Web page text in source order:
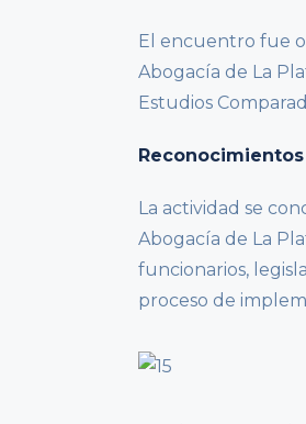
El encuentro fue
Abogacía de La
Estudios
Reconocimientos
La actividad se
Abogacía de La
funcionarios,
proceso de